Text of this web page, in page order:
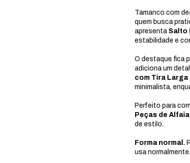
Tamanco com
quem busca
apresenta Salto
estabilidade e
O destaque fica
adiciona um
com Tira
minimalista,
Perfeito para
Peças de
de estilo.
Forma normal.
usa normalmente.